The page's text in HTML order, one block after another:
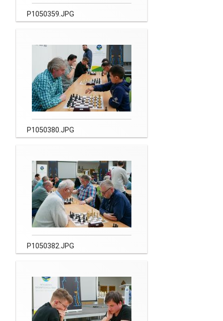
P1050359.JPG
P1050380.JPG
P1050382.JPG